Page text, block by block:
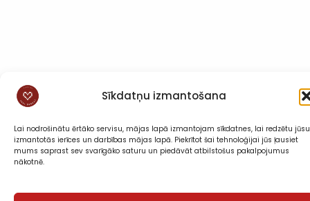
Sīkdatņu izmantošana
Lai nodrošinātu ērtāko servisu, mājas lapā izmantojam sīkdatnes, lai redzētu jūsu
izmantotās ierīces un darbības mājas lapā. Piekrītot šai tehnoloģijai jūs ļausiet
mums saprast sev svarīgāko saturu un piedāvāt atbilstošus pakalpojumus
nākotnē.